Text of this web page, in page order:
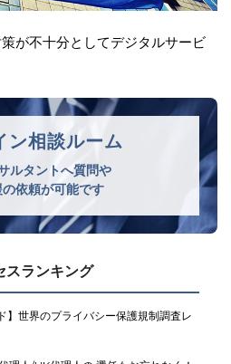
が不十分としてデジタルサービ
ン相談ルーム
ルタントへ質問や
依頼が可能です
スランキング
】世界のプライバシー保護規制調査レ